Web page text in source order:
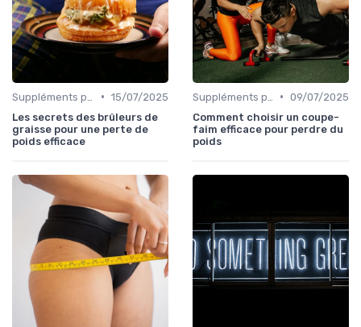
• 15/07/2025
Les secrets des brûleurs de
graisse pour une perte de
poids efficace
• 09/07/2025
Comment choisir un coupe-
faim efficace pour perdre du
poids